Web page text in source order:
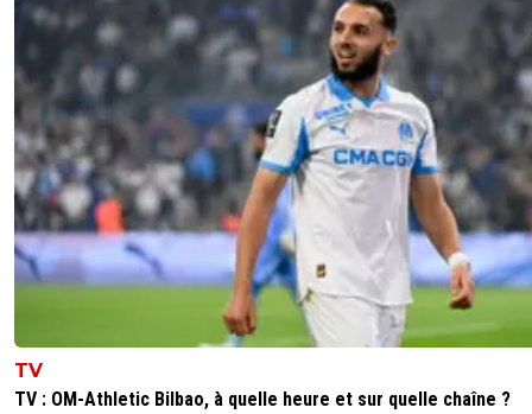
TV
TV : OM-Athletic Bilbao, à quelle heure et sur quelle chaîne ?